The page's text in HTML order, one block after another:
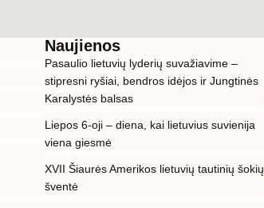
Naujienos
Pasaulio lietuvių lyderių suvažiavime –
stipresni ryšiai, bendros idėjos ir Jungtinės
Karalystės balsas
Liepos 6-oji – diena, kai lietuvius suvienija
viena giesmė
XVII Šiaurės Amerikos lietuvių tautinių šokių
šventė